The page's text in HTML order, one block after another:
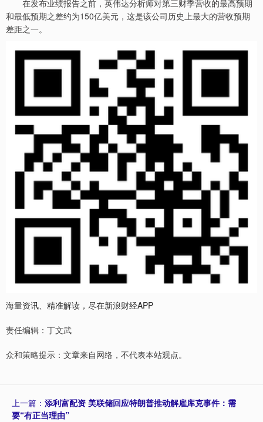
在发布业绩报告之前，英伟达分析师对第三财季营收的最高预期
和最低预期之差约为150亿美元，这是该公司历史上最大的营收预期
差距之一。
海量资讯、精准解读，尽在新浪财经APP
责任编辑：丁文武
众和策略提示：文章来自网络，不代表本站观点。
上一篇： 添利富配资 美联储回应特朗普推动解雇库克事件：需
要“有正当理由”